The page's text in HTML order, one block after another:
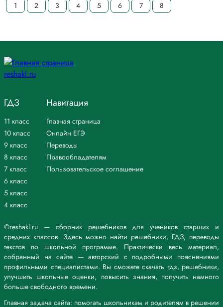
1 2 3 4 5 6 7 8
©reshakl.ru — сборник решебников для учеников старших и
средних классов. Здесь можно найти решебники, ГДЗ, переводы
текстов по школьной программе. Практически весь материал,
собранный на сайте — авторский с подробными пояснениями
профильными специалистами. Вы сможете скачать гдз, решебники,
улучшить школьные оценки, повысить знания, получить намного
больше свободного времени.
Главная задача сайта: помогать школьникам и родителям в решении
ГДЗ
11 класс
10 класс
9 класс
8 класс
7 класс
6 класс
5 класс
4 класс
Навигация
Главная страница
Онлайн ЕГЭ
Переводы
Правообладателям
Пользовательское соглашение